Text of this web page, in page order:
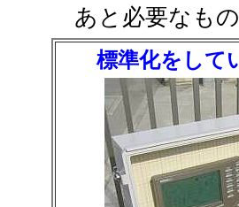
あと必要なも
標準化をして